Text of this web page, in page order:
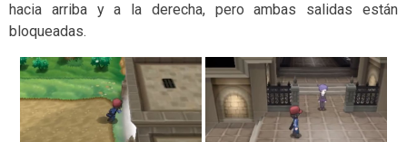
hacia arriba y a la derecha, pero ambas salidas están
bloqueadas.